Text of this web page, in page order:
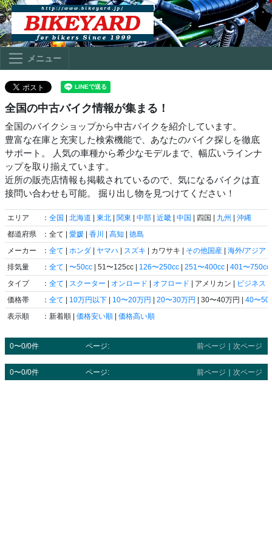
メニュー
全国の中古バイク情報が集まる！
全国のバイクショップから中古バイクを紹介しています。
豊富な在庫と充実した検索機能で、あなたのバイク探しを徹底
サポート。 人気の車種から希少なモデルまで、幅広いラインナ
ップを取り揃えています。
近所の販売店情報も掲載されているので、気になるバイクは直
接問い合わせも可能。 掘り出し物を見つけてください！
エリア ： 全国 | 北海道 | 東北 | 関東 | 中部 | 近畿 | 中国 | 四国 | 九州 | 沖縄
都道府県
：全て | 愛媛 | 香川 | 高知 | 徳島
メーカー
： 全て | ホンダ | ヤマハ | スズキ | カワサキ | その他国産 | 海外/アジア
排気量
： 全て | 〜50cc | 51〜125cc | 126〜250cc | 251〜400cc | 401〜750cc
タイプ
： 全て | スクーター | オンロード | オフロード | アメリカン | ビジネス
価格帯
： 全て | 10万円以下 | 10〜20万円 | 20〜30万円 | 30〜40万円 | 40〜50
表示順
：新着順 | 価格安い順 | 価格高い順
0〜0/0件 ページ: 前ページ 次ページ
0〜0/0件 ページ: 前ページ ｜ 次ページ